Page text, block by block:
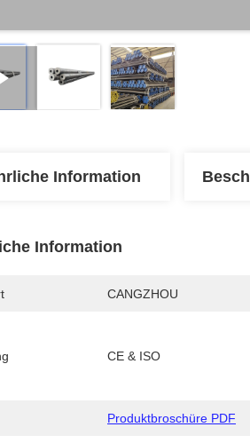
Information
Information
CANGZHOU
CE & ISO
Produktbroschüre PDF